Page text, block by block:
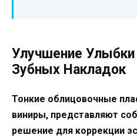
Улучшение
Зубных Накладок
Тонкие облицовочные
виниры, представляют
решение для коррекции